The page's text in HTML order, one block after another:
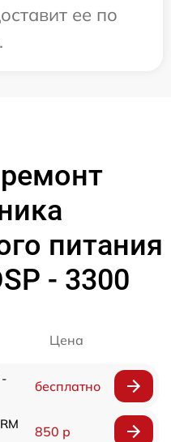
ее по
питания
- 3300
Цена
-
бесплатно
850 р